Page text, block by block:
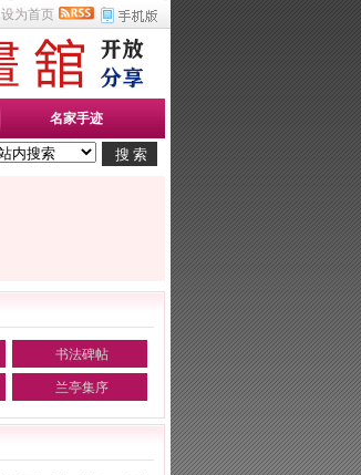
设为首页
名家手迹
书法碑帖
兰亭集序